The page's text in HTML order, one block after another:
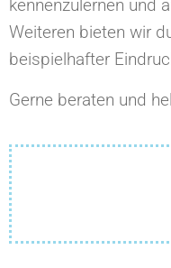
kennenzulernen und
Weiteren bieten wir
beispielhafter
Gerne beraten und